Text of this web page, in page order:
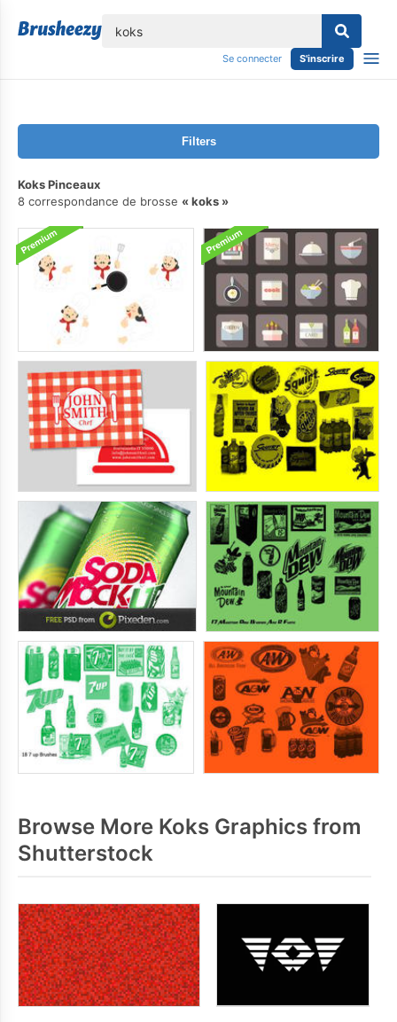
Se connecter S'inscrire
Filters
Koks Pinceaux
8 correspondance de brosse
koks
Browse More Koks Graphics from
Shutterstock